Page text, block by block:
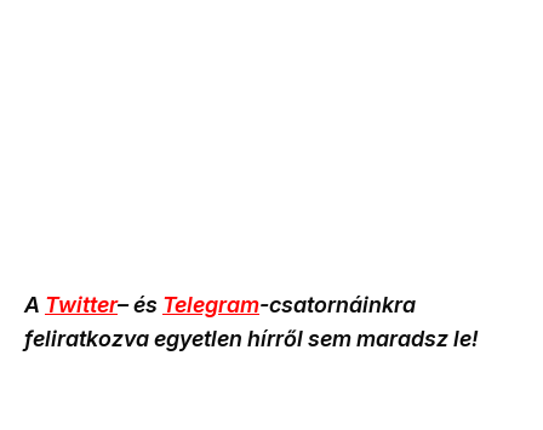
A Twitter– és Telegram-csatornáinkra
feliratkozva egyetlen hírről sem maradsz le!